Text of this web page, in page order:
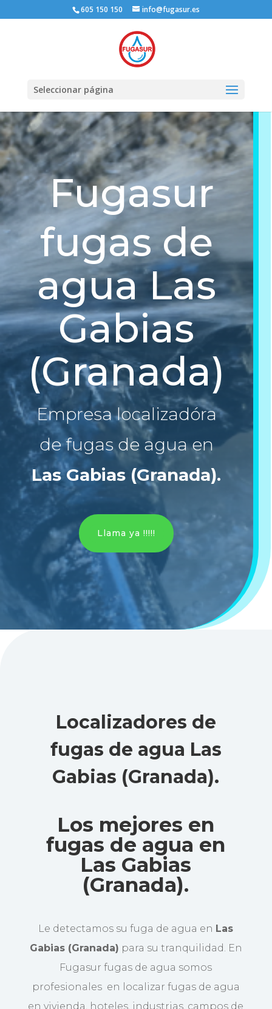
605 150 150 info@fugasur.es
Seleccionar página
Fugasur
fugas de
agua Las
Gabias
(Granada)
Empresa localizadóra
de fugas de agua en
Las Gabias (Granada).
Llama ya !!!!!
Localizadores de
fugas de agua Las
Gabias (Granada).
Los mejores en
fugas de agua en
Las Gabias
(Granada).
Le detectamos su fuga de agua en Las
Gabias (Granada) para su tranquilidad. En
Fugasur fugas de agua somos
profesionales en localizar fugas de agua
en vivienda, hoteles, industrias, campos de